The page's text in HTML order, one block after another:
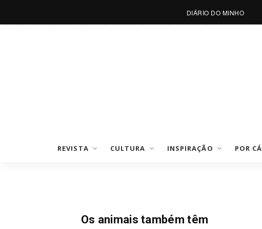
DIÁRIO DO MINHO
REVISTA CULTURA INSPIRAÇÃO POR CÁ
Os animais também têm